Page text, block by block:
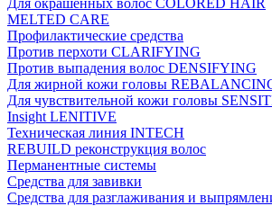
Для окрашенных волос COLORED HAIR
MELTED CARE
Профилактические средства
Против перхоти CLARIFYING
Против выпадения волос DENSIFYING
Для жирной кожи головы
Для чувствительной кожи головы
Insight LENITIVE
Техническая линия INTECH
REBUILD реконструкция волос
Перманентные системы
Средства для завивки
Средства для разглаживания и